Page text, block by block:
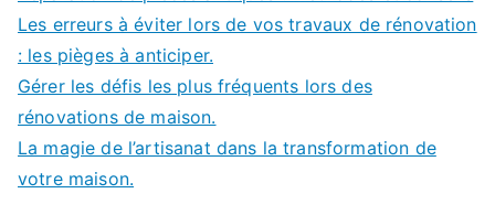
Les erreurs à éviter lors de vos travaux de rénovation
: les pièges à anticiper.
Gérer les défis les plus fréquents lors des
rénovations de maison.
La magie de l’artisanat dans la transformation de
votre maison.